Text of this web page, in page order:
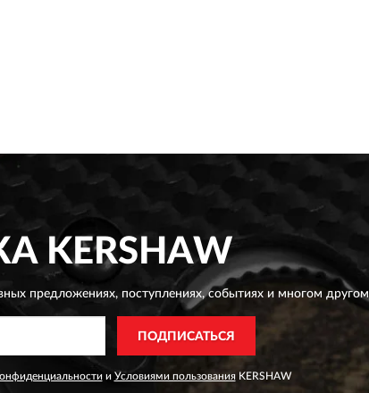
KERSHAW
предложениях,поступлениях, событиях и многом другом
ПОДПИСАТЬСЯ
и Условиями пользованияKERSHAW